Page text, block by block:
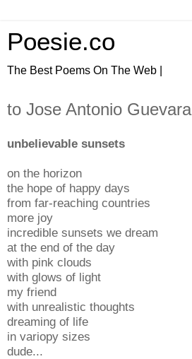
Poesie.co
The Best Poems On The Web |
to Jose Antonio Guevara
unbelievable sunsets
on the horizon
the hope of happy days
from far-reaching countries
more joy
incredible sunsets we dream
at the end of the day
with pink clouds
with glows of light
my friend
with unrealistic thoughts
dreaming of life
in variopy sizes
dude...